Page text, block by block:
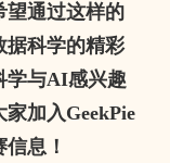
望通过这样的
据科学的精彩
学与AI感兴趣
家加入GeekPie
息！